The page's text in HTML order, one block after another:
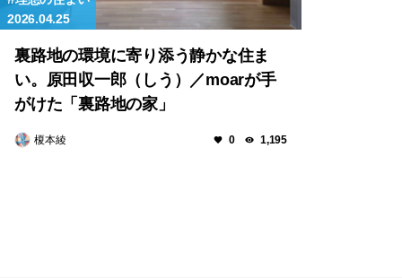
2026.04.25
裏路地の環境に寄り添う静かな住ま
い。原田収一郎（しう）／moarが手
がけた「裏路地の家」
榎本綾 0 1,195